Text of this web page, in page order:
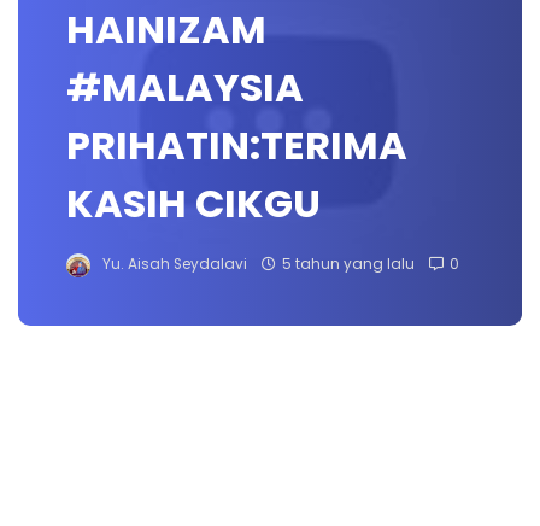
HAINIZAM
#MALAYSIA
PRIHATIN:TERIMA
KASIH CIKGU
Yu. Aisah Seydalavi 5 tahun yang lalu 0